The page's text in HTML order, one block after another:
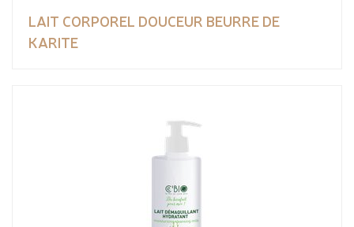
LAIT CORPOREL DOUCEUR BEURRE DE
KARITE